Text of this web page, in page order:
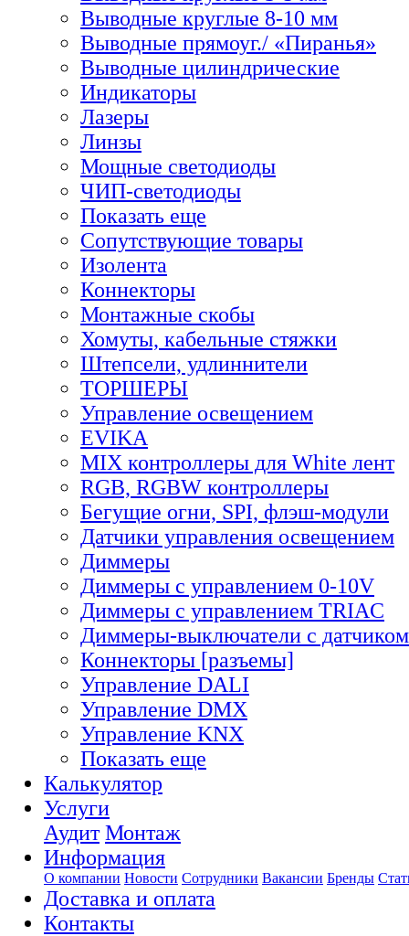
Выводные круглые 8-10 мм
Выводные прямоуг./ «Пиранья»
Выводные цилиндрические
Индикаторы
Лазеры
Линзы
Мощные светодиоды
ЧИП-светодиоды
Показать еще
Сопутствующие товары
Изолента
Коннекторы
Монтажные скобы
Хомуты, кабельные стяжки
Штепсели, удлиннители
ТОРШЕРЫ
Управление освещением
EVIKA
MIX контроллеры для White лент
RGB, RGBW контроллеры
Бегущие огни, SPI, флэш-модули
Датчики управления освещением
Диммеры
Диммеры с управлением 0-10V
Диммеры с управлением TRIAC
Диммеры-выключатели с датчиком
Коннекторы [разъемы]
Управление DALI
Управление DMX
Управление KNX
Показать еще
Калькулятор
Услуги
Аудит Монтаж
Информация
О компании Новости Сотрудники Вакансии Бренды
Доставка и оплата
Контакты